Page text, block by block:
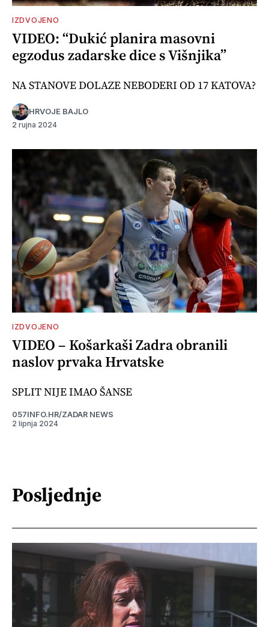
IZDVOJENO
VIDEO: “Dukić planira masovni
egzodus zadarske dice s Višnjika”
NA STANOVE DOLAZE NEBODERI OD 17 KATOVA?
HRVOJE BAJLO
2 rujna 2024
IZDVOJENO
VIDEO – Košarkaši Zadra obranili
naslov prvaka Hrvatske
SPLIT NIJE IMAO ŠANSE
057INFO.HR/ZADAR NEWS
2 lipnja 2024
Posljednje